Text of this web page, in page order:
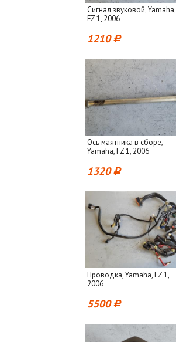
Сигнал звуковой, Yamaha,
FZ 1, 2006
1210
Ось маятника в сборе,
Yamaha, FZ 1, 2006
1320
Проводка, Yamaha, FZ 1,
2006
5500